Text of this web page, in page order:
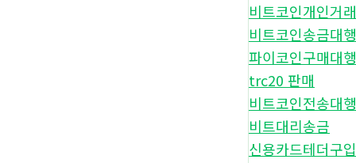
비트코인개인거래
비트코인송금대행
파이코인구매대행
trc20 판매
비트코인전송대행
비트대리송금
신용카드테더구입